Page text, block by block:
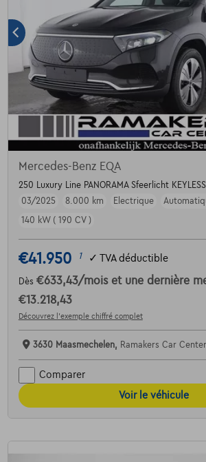
Mercedes-Benz EQA
250 Luxury Line PANORAMA Sfeerlicht
03/2025
8.000 km Electrique
140 kW ( 190 CV )
€41.950 1 ✓ TVA déductible
Dès €633,43/mois et une dernière
€13.218,43
Découvrez l’exemple chiffré complet
3630 Maasmechelen, Ramakers Car Center
Comparer
Voir le véhicule